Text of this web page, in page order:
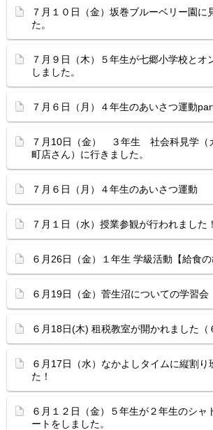
７月１０日（金）坂巻ブルーベリー園に
た。
７月９日（木）５年生が七郷小学校とオ
しました。
７月６日（月）４年生のあいさつ運動
７月10日（金） ３年生 社会科見学（
町店さん）に行きました。
７月６日（月）４年生のあいさつ運動
７月１日（水）授業参観が行われました！
６月26日（金）１年生 学級活動【給食の
６月19日（金）菅生沼についての学習会
６月18日(木) 租税教室が開かれました（
６月17日（水）なかよしタイムに縦割り
た！
６月１２日（金）５年生が２年生のシャ
ートをしました。